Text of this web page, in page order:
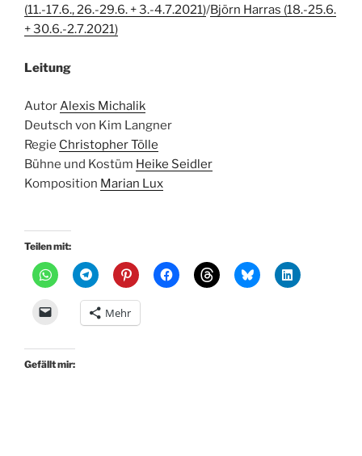
(11.-17.6., 26.-29.6. + 3.-4.7.2021)/Björn Harras (18.-25.6.
+ 30.6.-2.7.2021)
Leitung
AutorAlexis Michalik
Deutsch von Kim Langner
Regie Christopher Tölle
Bühne und Kostüm Heike Seidler
Komposition Marian Lux
Teilen mit:
Mehr
Gefällt mir: